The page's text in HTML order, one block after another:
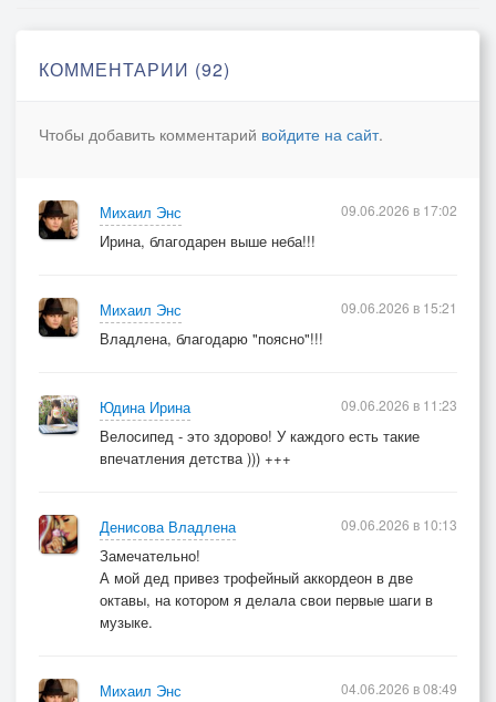
КОММЕНТАРИИ (92)
Чтобы добавить комментарий войдите на сайт.
Михаил Энс
Ирина, благодарен выше неба!!!
09.06.2026 в 17:02
Михаил Энс
Владлена, благодарю "поясно"!!!
09.06.2026 в 15:21
Юдина Ирина
Велосипед - это здорово! У каждого есть такие
впечатления детства ))) +++
09.06.2026 в 11:23
Денисова Владлена
Замечательно!
А мой дед привез трофейный аккордеон в две
октавы, на котором я делала свои первые шаги в
музыке.
09.06.2026 в 10:13
Михаил Энс
04.06.2026 в 08:49